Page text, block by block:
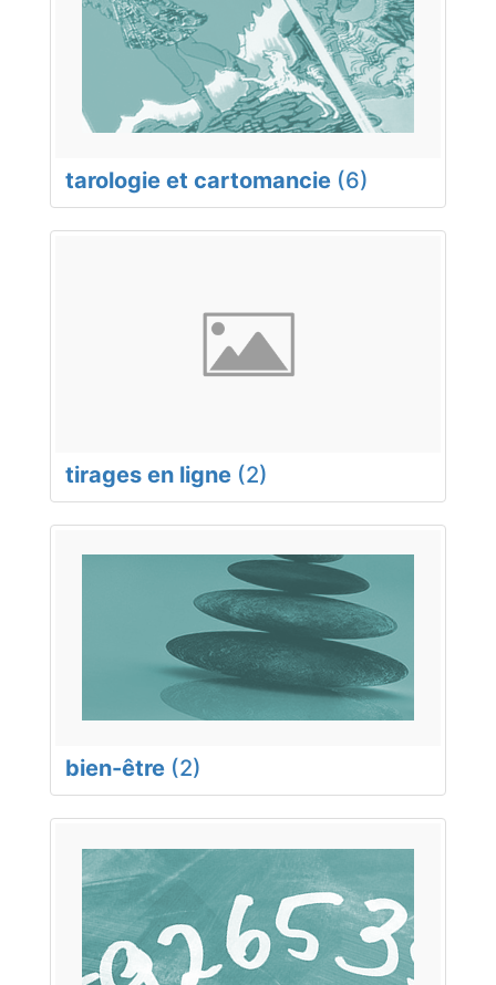
tarologie et cartomancie (6)
tirages en ligne (2)
bien-être (2)